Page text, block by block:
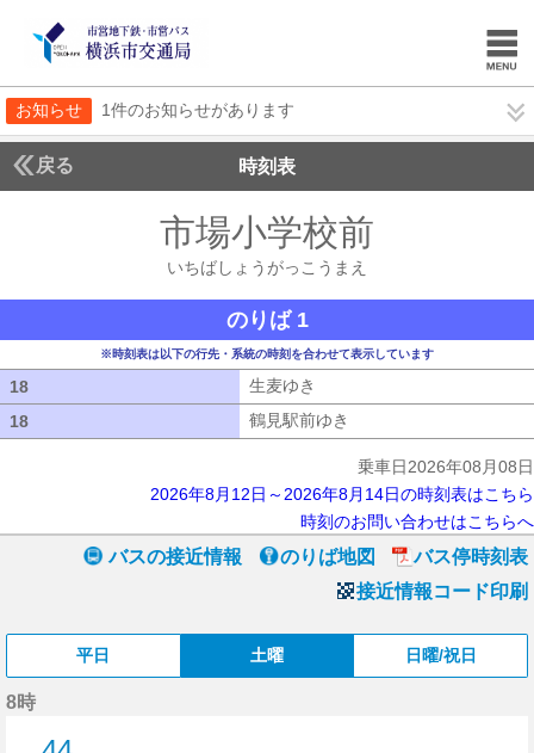
お知らせ 1件のお知らせがあります
戻る 時刻表
市場小学校前
いちばしょうがっこうまえ
のりば 1
※時刻表は以下の行先・系統の時刻を合わせて表示しています
18 生麦ゆき
18
鶴見駅前ゆき
乗車日2026年08月08日
2026年8月12日～2026年8月14日の時刻表はこちら
時刻のお問い合わせはこちらへ
バスの接近情報 のりば地図
バス停時刻表
接近情報コード印刷
平日 土曜 日曜/祝日
8時